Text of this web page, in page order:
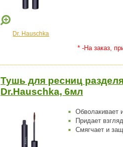
Dr. Hauschka
* -На заказ,
Тушь для ресниц
Dr.Hauschka, 6мл
Обволакивает
Придает
Смягчает и